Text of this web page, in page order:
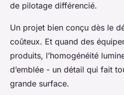
de pilotage différencié.
Un projet bien conçu dès le
coûteux. Et quand des
produits, l’homogénéité
d’emblée - un détail qui fait
grande surface.